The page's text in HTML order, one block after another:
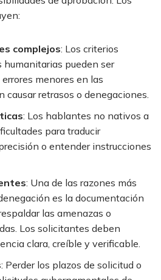
complejos: Los criterios
humanitarias pueden ser
menores en las
causar retrasos o denegaciones.
: Los hablantes no nativos a
para traducir
o entender instrucciones
: Una de las razones más
es la documentación
las amenazas o
Los solicitantes deben
clara, creíble y verificable.
: Perder los plazos de solicitud o